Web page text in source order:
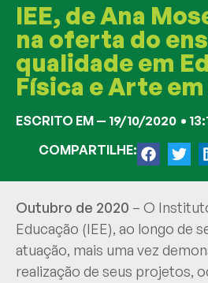
IEE, de Ana
na oferta do
qualidade em
Física e Arte
ESCRITO EM — 19/10/2020 •
COMPARTILHE:
Outubro de 2020 – O
Educação (IEE), ao longo de
atuação, mais uma vez
realização de seus projetos,